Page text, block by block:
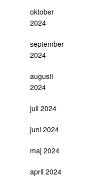
oktober
2024
september
2024
augusti
2024
juli 2024
juni 2024
maj 2024
april 2024